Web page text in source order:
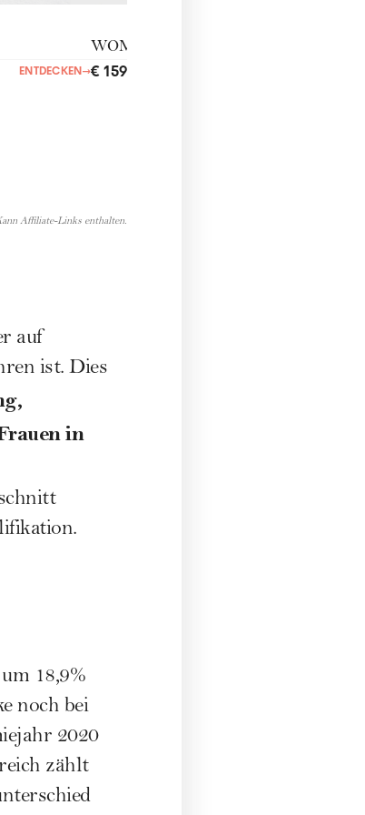
ENTDECKEN→
WOMANbeautybox
€ 159,00
Affiliate-Links enthalten.
auf
ist. Dies
in
18,9%
noch bei
2020
zählt